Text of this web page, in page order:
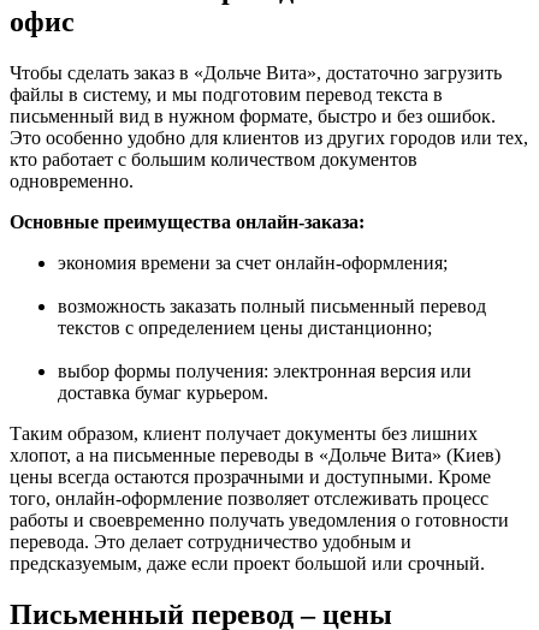
офис
Чтобы сделать заказ в «Дольче Вита», достаточно загрузить
файлы в систему, и мы подготовим перевод текста в
письменный вид в нужном формате, быстро и без ошибок.
Это особенно удобно для клиентов из других городов или тех,
кто работает с большим количеством документов
одновременно.
Основные преимущества онлайн-заказа:
экономия времени за счет онлайн-оформления;
возможность заказать полный письменный перевод
текстов с определением цены дистанционно;
выбор формы получения: электронная версия или
доставка бумаг курьером.
Таким образом, клиент получает документы без лишних
хлопот, а на письменные переводы в «Дольче Вита» (Киев)
цены всегда остаются прозрачными и доступными. Кроме
того, онлайн-оформление позволяет отслеживать процесс
работы и своевременно получать уведомления о готовности
перевода. Это делает сотрудничество удобным и
предсказуемым, даже если проект большой или срочный.
Письменный перевод – цены